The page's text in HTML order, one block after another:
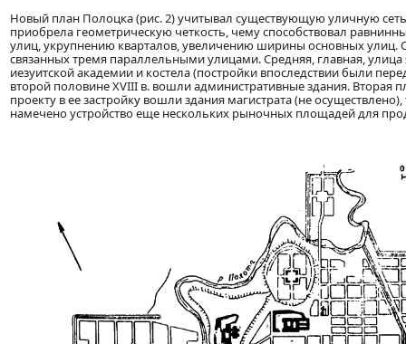
Новый план Полоцка (рис. 2) учитывал существующую уличную
приобрела геометрическую четкость, чему способствовал
улиц, укрупнению кварталов, увеличению ширины основных
связанных тремя параллельными улицами. Средняя, главная,
иезуитской академии и костела (постройки впоследствии были
второй половине XVIII в. вошли административные здания.
проекту в ее застройку вошли здания магистрата (не
намечено устройство еще нескольких рыночных площадей для